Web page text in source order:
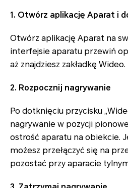
1. Otwórz aplikację Aparat i
Otwórz aplikację Aparat na
interfejsie aparatu przewiń
aż znajdziesz zakładkę Wideo.
2. Rozpocznij nagrywanie
Po dotknięciu przycisku
nagrywanie w pozycji
ostrość aparatu na obiekcie.
możesz przełączyć się na
pozostać przy aparacie